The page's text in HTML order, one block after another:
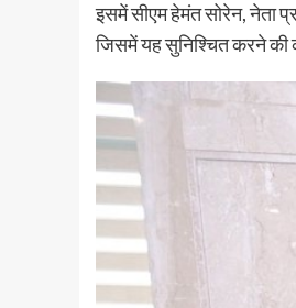
इसमें सीएम हेमंत सोरेन, नेता
जिसमें यह सुनिश्चित करने की